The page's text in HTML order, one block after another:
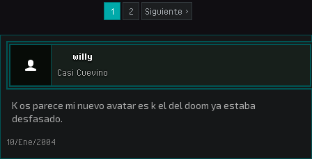
1 2 Siguiente >
willy
Casi Cuevino
K os parece mi nuevo avatar es k el del doom ya estaba
desfasado.
10/Ene/2004